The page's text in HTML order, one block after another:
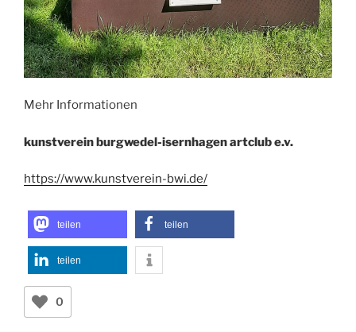
Mehr Informationen
kunstverein burgwedel-isernhagen artclub e.v.
https://www.kunstverein-bwi.de/
teilen teilen
teilen
0